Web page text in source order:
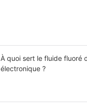
À quoi sert le fluide fluoré
électronique ?